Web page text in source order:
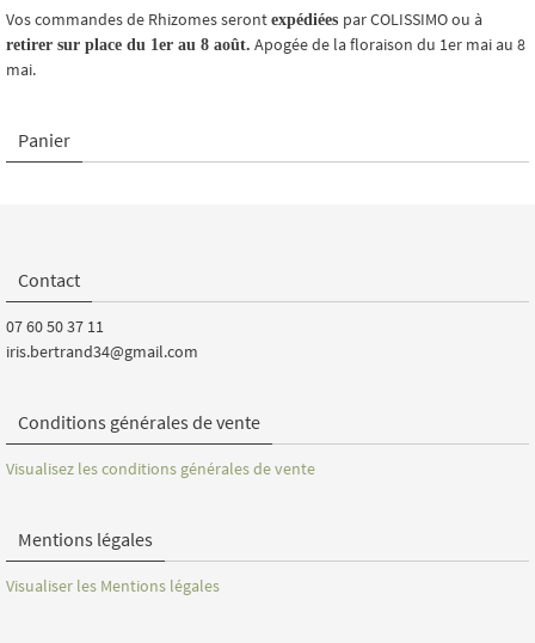
Vos commandes de Rhizomes seront expédiées par COLISSIMO ou à
retirer sur place du 1er au 8 août. Apogée de la floraison du 1er mai au 8
mai.
Panier
Contact
07 60 50 37 11
iris.bertrand34@gmail.com
Conditions générales de vente
Visualisez les conditions générales de vente
Mentions légales
Visualiser les Mentions légales